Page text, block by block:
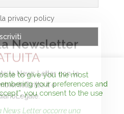
privacy policy
to give you the most
your preferences and
you consent to the use
la News Letter con le
e
News Letter occorre una
elimina l'e-mail non
funzionanti.